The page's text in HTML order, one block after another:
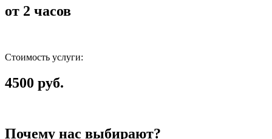
от 2 часов
Стоимость услуги:
4500 руб.
Почему нас выбирают?